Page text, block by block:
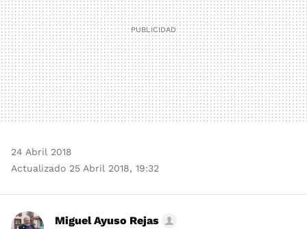
24 Abril 2018
Actualizado 25 Abril 2018, 19:32
Miguel Ayuso Rejas